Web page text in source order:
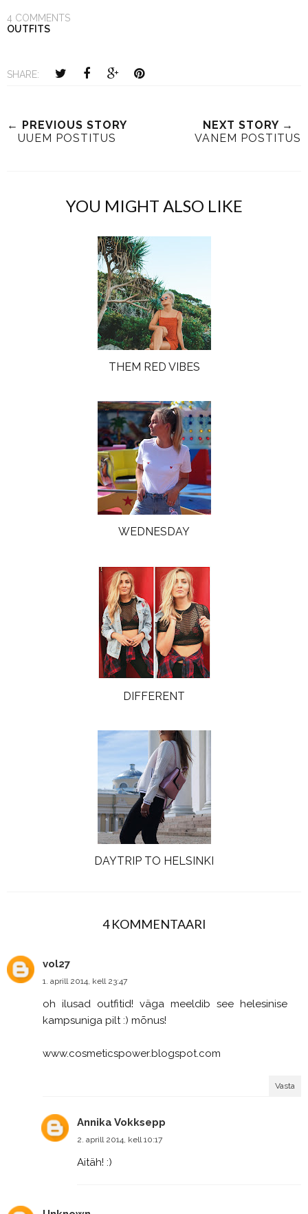
4 COMMENTS
OUTFITS
SHARE:
← PREVIOUS STORY
UUEM POSTITUS
NEXT STORY →
VANEM POSTITUS
YOU MIGHT ALSO LIKE
THEM RED VIBES
WEDNESDAY
DIFFERENT
DAYTRIP TO HELSINKI
4 KOMMENTAARI
vol27
1. aprill 2014, kell 23:47
oh ilusad outfitid! väga meeldib see helesinise
kampsuniga pilt :) mõnus!
www.cosmeticspower.blogspot.com
Vasta
Annika Vokksepp
2. aprill 2014, kell 10:17
Aitäh! :)